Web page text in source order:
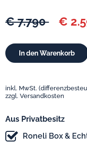
€ 7.790 €
inkl. MwSt.
zzgl. Versandkosten
Aus Privatbesitz
Roneli Box &